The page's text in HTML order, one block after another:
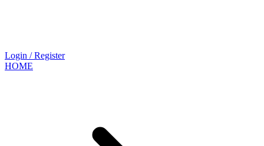
Login / Register
HOME